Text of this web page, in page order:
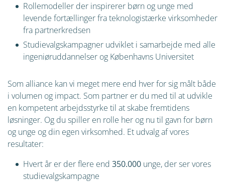
Rollemodeller der inspirerer børn og unge med
levende fortællinger fra teknologistærke virksomheder
fra partnerkredsen
Studievalgskampagner udviklet i samarbejde med alle
ingeniøruddannelser og Københavns Universitet
Som alliance kan vi meget mere end hver for sig målt både
i volumen og impact. Som partner er du med til at udvikle
en kompetent arbejdsstyrke til at skabe fremtidens
løsninger. Og du spiller en rolle her og nu til gavn for børn
og unge og din egen virksomhed. Et udvalg af vores
resultater:
Hvert år er der flere end 350.000 unge, der ser vores
studievalgskampagne